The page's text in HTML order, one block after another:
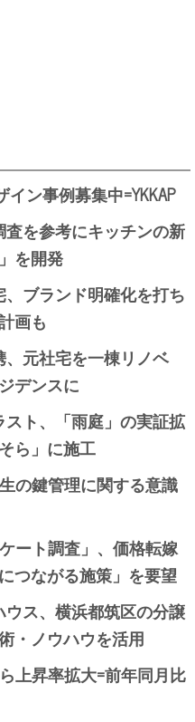
ン事例募集中=YKKAP
を参考にキッチンの新
を開発
ブランド明確化を打ち
画も
元社宅を一棟リノベ
デンスに
ト、「雨庭」の実証拡
ら」に施工
の鍵管理に関する意識
ート調査」、価格転嫁
つながる施策」を要望
ス、横浜都筑区の分譲
・ノウハウを活用
上昇率拡大=前年同月比